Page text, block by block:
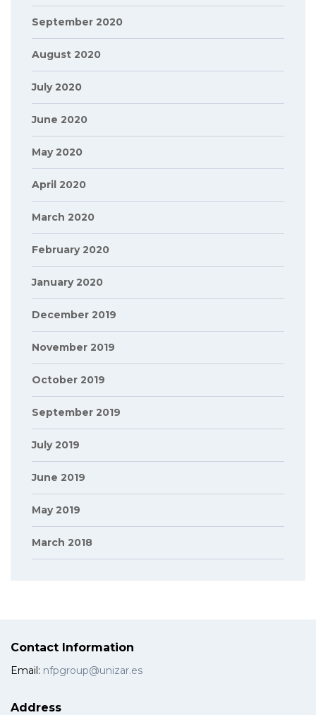
September 2020
August 2020
July 2020
June 2020
May 2020
April 2020
March 2020
February 2020
January 2020
December 2019
November 2019
October 2019
September 2019
July 2019
June 2019
May 2019
March 2018
Contact Information
Email: nfpgroup@unizar.es
Address